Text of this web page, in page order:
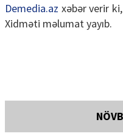
Demedia.az xəbər verir
Xidməti məlumat yayıb.